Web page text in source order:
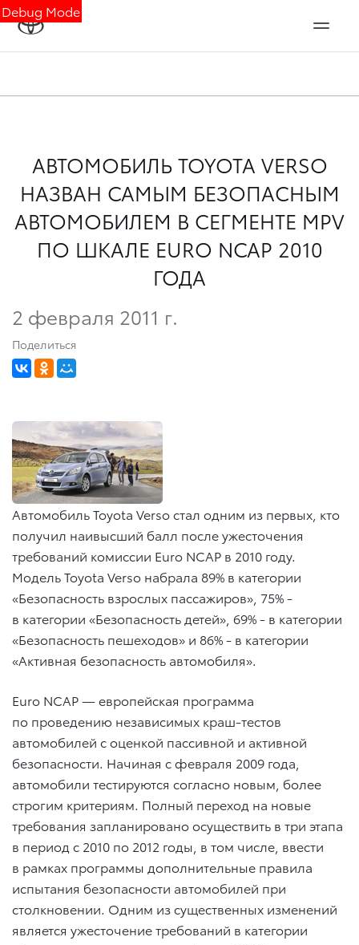
Debug Mode
АВТОМОБИЛЬ TOYOTA VERSO
НАЗВАН САМЫМ БЕЗОПАСНЫМ
АВТОМОБИЛЕМ В СЕГМЕНТЕ MPV
ПО ШКАЛЕ EURO NCAP 2010
ГОДА
2 февраля 2011 г.
Поделиться
Автомобиль Toyota Verso стал одним из первых, кто
получил наивысший балл после ужесточения
требований комиссии Euro NCAP в 2010 году.
Модель Toyota Verso набрала 89% в категории
«Безопасность взрослых пассажиров», 75% -
в категории «Безопасность детей», 69% - в категории
«Безопасность пешеходов» и 86% - в категории
«Активная безопасность автомобиля».
Euro NCAP — европейская программа
по проведению независимых краш-тестов
автомобилей с оценкой пассивной и активной
безопасности. Начиная с февраля 2009 года,
автомобили тестируются согласно новым, более
строгим критериям. Полный переход на новые
требования запланировано осуществить в три этапа
в период с 2010 по 2012 годы, в том числе, ввести
в рамках программы дополнительные правила
испытания безопасности автомобилей при
столкновении. Одним из существенных изменений
является ужесточение требований в категории